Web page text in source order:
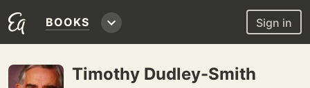
BOOKS Sign in
Timothy Dudley-Smith